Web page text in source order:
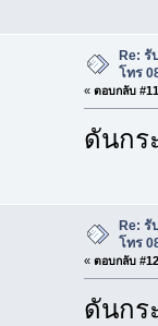
Re:
โทร
« ตอบกลับ
ดันก
Re:
โทร
« ตอบกลับ
ดันก